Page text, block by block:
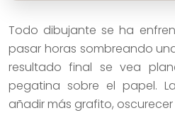
Todo dibujante se ha
pasar horas sombreando
resultado final se vea
pegatina sobre el papel.
añadir más grafito,